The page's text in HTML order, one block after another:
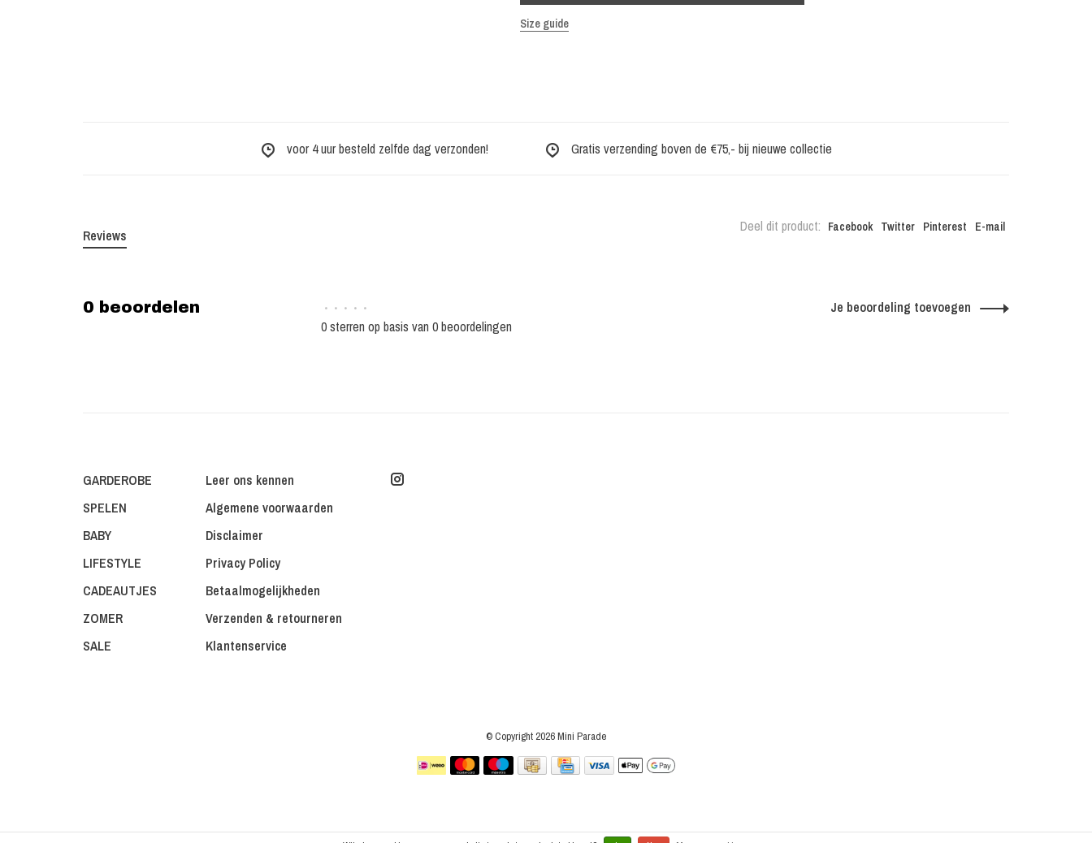
Size guide
voor 4 uur besteld zelfde dag verzonden! Gratis verzending boven de €75,- bij nieuwe collectie
Deel dit product: Facebook Twitter Pinterest E-mail
Reviews
0 beoordelen • • • • •
0 sterren op basis van 0 beoordelingen
Je beoordeling toevoegen
GARDEROBE
SPELEN
BABY
LIFESTYLE
CADEAUTJES
ZOMER
SALE
Leer ons kennen
Algemene voorwaarden
Disclaimer
Privacy Policy
Betaalmogelijkheden
Verzenden & retourneren
Klantenservice
© Copyright 2026 Mini Parade